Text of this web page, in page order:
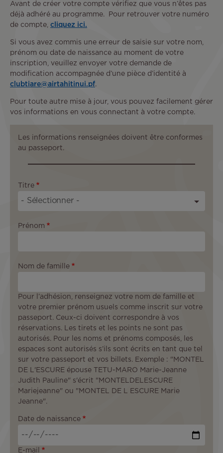
Avant de créer votre compte vérifiez que vous n’êtes pas
déjà adhéré au programme. Pour retrouver votre numéro
de compte, cliquez ici.
Si vous avez commis une erreur de saisie sur votre nom,
prénom ou date de naissance au moment de votre
inscription, veuillez envoyer votre demande de
modification accompagnée d’une pièce d’identité à
clubtiare@airtahitinui.pf.
Pour toute autre mise à jour, vous pouvez facilement gérer
vos informations en vous connectant à votre compte.
Les informations renseignées doivent être conformes
au passeport.
Titre
Prénom
Nom de famille
Pour l’adhésion, renseignez votre nom de famille et
votre premier prénom usuels comme inscrit sur votre
passeport. Ceux-ci doivent correspondre à vos
réservations. Les tirets et les points ne sont pas
autorisés. Pour les noms et prénoms composés, les
espaces sont autorisés s’ils sont écrits en tant que tel
sur votre passeport et vos billets. Exemple : "MONTEL
DE L'ESCURE épouse TETU-MARO Marie-Jeanne
Judith Pauline" s'écrit "MONTELDELESCURE
Mariejeanne" ou "MONTEL DE L ESCURE Marie
Jeanne".
Date de naissance
E-mail